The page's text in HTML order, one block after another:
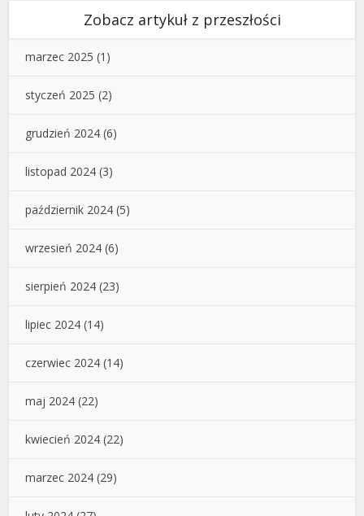
Zobacz artykuł z przeszłości
marzec 2025 (1)
styczeń 2025 (2)
grudzień 2024 (6)
listopad 2024 (3)
październik 2024 (5)
wrzesień 2024 (6)
sierpień 2024 (23)
lipiec 2024 (14)
czerwiec 2024 (14)
maj 2024 (22)
kwiecień 2024 (22)
marzec 2024 (29)